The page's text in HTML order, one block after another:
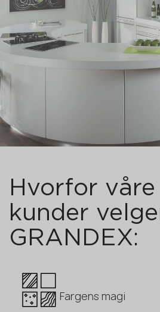
Hvorfor våre
kunder
GRANDEX:
Fargens magi